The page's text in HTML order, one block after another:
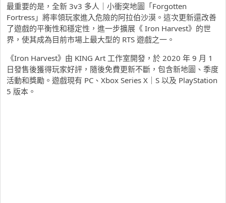
最重要的是，全新 3v3 多人｜小衝突地圖「Forgotten
Fortress」將率領玩家進入危險的阿拉伯沙漠。這次更新還改善
了遊戲的平衡性和穩定性，進一步擴展《 Iron Harvest》的世
界，使其成為目前市場上最大型的 RTS 遊戲之一。
《Iron Harvest》由 KING Art 工作室開發，於 2020 年 9 月 1
日發售後獲得玩家好評，隨後免費更新不斷，包含新地圖、季度
活動和獎勵。遊戲現有 PC、Xbox Series X｜S 以及 PlayStation
5 版本。